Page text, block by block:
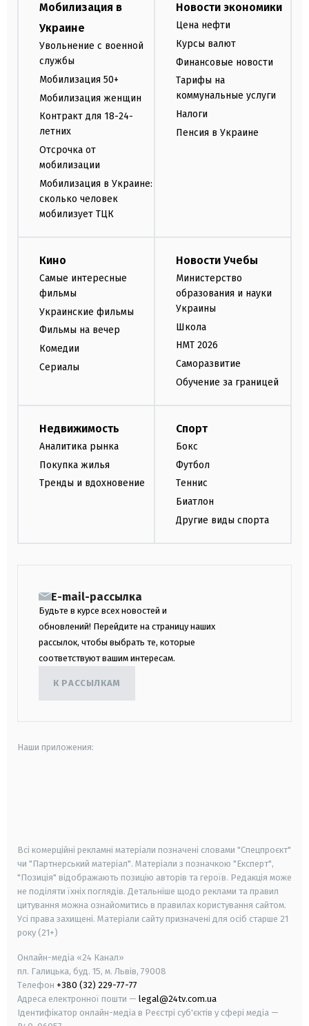
Мобилизация в
Украине
Увольнение с военной
службы
Мобилизация 50+
Мобилизация женщин
Контракт для 18-24-
летних
Отсрочка от
мобилизации
Мобилизация в Украине:
сколько человек
мобилизует ТЦК
Новости экономики
Цена нефти
Курсы валют
Финансовые новости
Тарифы на
коммунальные услуги
Налоги
Пенсия в Украине
Кино
Самые интересные
фильмы
Украинские фильмы
Фильмы на вечер
Комедии
Сериалы
Новости Учебы
Министерство
образования и науки
Украины
Школа
НМТ 2026
Саморазвитие
Обучение за границей
Недвижимость
Аналитика рынка
Покупка жилья
Тренды и вдохновение
Спорт
Бокс
Футбол
Теннис
Биатлон
Другие виды спорта
E-mail-рассылка
Будьте в курсе всех новостей и
обновлений! Перейдите на страницу наших
рассылок, чтобы выбрать те, которые
соответствуют вашим интересам.
К РАССЫЛКАМ
Наши приложения:
Всі комерційні рекламні матеріали позначені словами "Спецпроєкт"
чи "Партнерський матеріал". Матеріали з позначкою "Експерт",
"Позиція" відображають позицію авторів та героїв. Редакція може
не поділяти їхніх поглядів. Детальніше щодо реклами та правил
цитування можна ознайомитись в правилах користування сайтом.
Усі права захищені. Матеріали сайту призначені для осіб старше 21
року (21+)
Онлайн-медіа «24 Канал»
пл. Галицька, буд. 15, м. Львів, 79008
Телефон +380 (32) 229-77-77
Адреса електронної пошти — legal@24tv.com.ua
Ідентифікатор онлайн-медіа в Реєстрі суб'єктів у сфері медіа —